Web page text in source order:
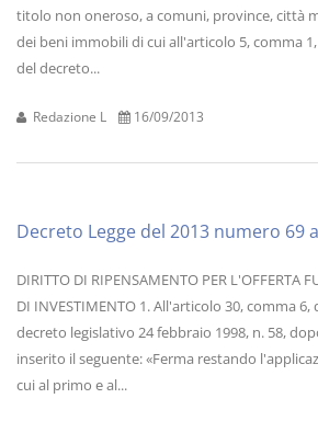
titolo non oneroso, a comuni, province, città
dei beni immobili di cui all'articolo 5, comma
del decreto...
Redazione L 16/09/2013
Decreto Legge del 2013 numero 69
DIRITTO DI RIPENSAMENTO PER L'OFFERTA
DI INVESTIMENTO 1. All'articolo 30, comma
decreto legislativo 24 febbraio 1998, n. 58,
inserito il seguente: «Ferma restando
cui al primo e al...